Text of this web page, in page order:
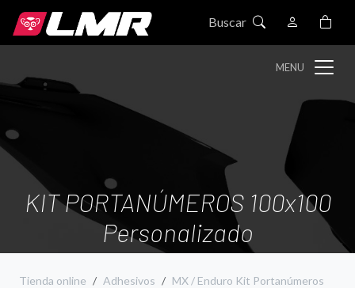
Buscar
MENU
KIT PORTANÚMEROS 100x100
Personalizado
Tienda online Adhesivos
MX / Enduro Kit Portanúmeros